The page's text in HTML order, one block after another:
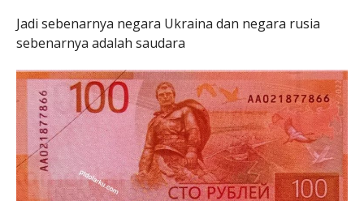
Jadi sebenarnya negara Ukraina dan negara rusia
sebenarnya adalah saudara